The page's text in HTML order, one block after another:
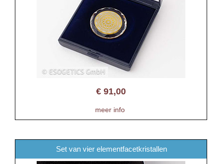
€ 91,00
meer info
Set van vier elementfacetkristallen